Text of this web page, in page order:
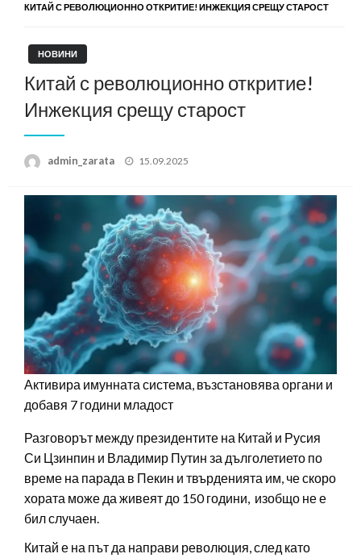
КИТАЙ С РЕВОЛЮЦИОННО ОТКРИТИЕ! ИНЖЕКЦИЯ СРЕЩУ СТАРОСТ
НОВИНИ
Китай с революционно откритие!
Инжекция срещу старост
admin_zarata
Posted
15.09.2025
Активира имунната система, възстановява органи и
добавя 7 години младост
Разговорът между президентите на Китай и Русия
Си Цзинпин и Владимир Путин за дълголетието по
време на парада в Пекин и твърденията им, че скоро
хората може да живеят до 150 години, изобщо не е
бил случаен.
Китай е на път да направи революция, след като